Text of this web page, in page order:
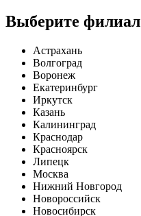
Выберите филиал
Астрахань
Волгоград
Воронеж
Екатеринбург
Иркутск
Казань
Калининград
Краснодар
Красноярск
Липецк
Москва
Нижний Новгород
Новороссийск
Новосибирск